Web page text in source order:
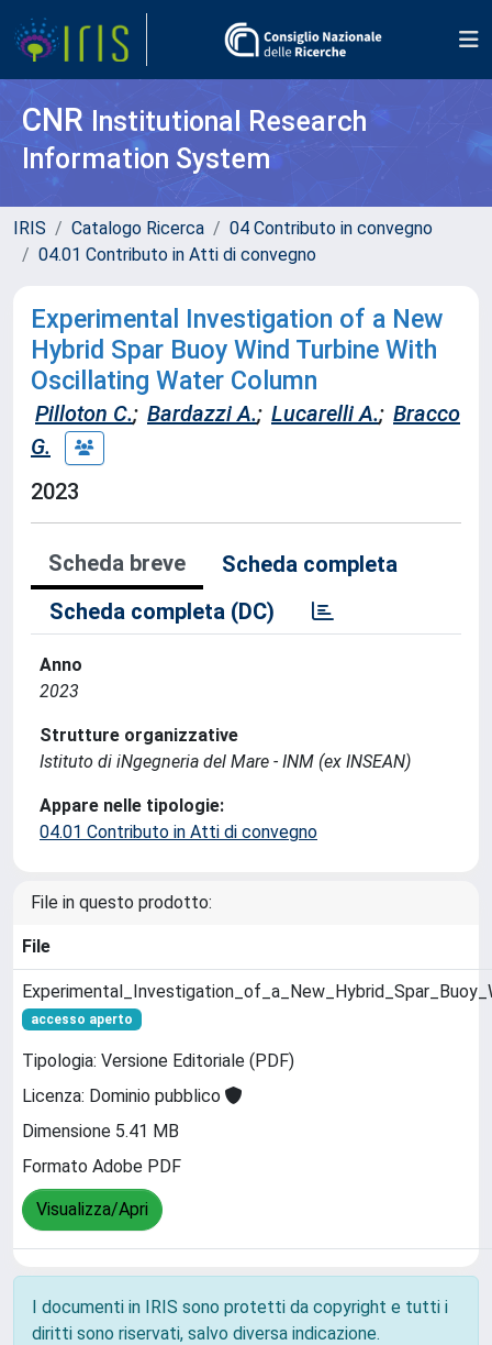
CNR Institutional Research
Information System
IRIS Catalogo Ricerca
04 Contributo in convegno
04.01 Contributo in Atti di convegno
Experimental Investigation of a New
Hybrid Spar Buoy Wind Turbine With
Oscillating Water Column
Pilloton C.; Bardazzi A.; Lucarelli A.; Bracco
G.
2023
Scheda breve
Scheda completa
Scheda completa (DC)
Anno
2023
Strutture organizzative
Istituto di iNgegneria del Mare - INM (ex INSEAN)
Appare nelle tipologie:
04.01 Contributo in Atti di convegno
File in questo prodotto:
File
accesso aperto
Tipologia: Versione Editoriale (PDF)
Licenza: Dominio pubblico
Dimensione 5.41 MB
Formato Adobe PDF
Visualizza/Apri
I documenti in IRIS sono protetti da copyright e tutti i
diritti sono riservati, salvo diversa indicazione.